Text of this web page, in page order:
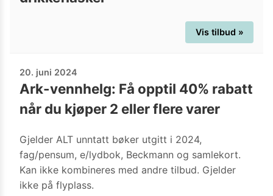
Vis tilbud »
20. juni 2024
Ark-vennhelg: Få opptil 40% rabatt
når du kjøper 2 eller flere varer
Gjelder ALT unntatt bøker utgitt i 2024,
fag/pensum, e/lydbok, Beckmann og samlekort.
Kan ikke kombineres med andre tilbud. Gjelder
ikke på flyplass.